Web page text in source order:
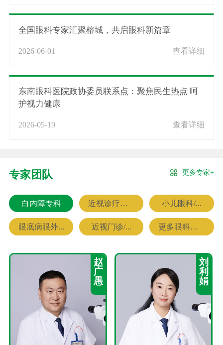
全国眼科专家汇聚榕城，共启眼科新篇章
2026-06-01 查看详细
东南眼科医院政协委员联系点：聚焦民生热点 呵
护视力健康
2026-05-19 查看详细
专家团队 更多专家+
白内障专科 近视诊疗专科 小儿眼科/...
眼底病眼外... 近视门诊/... 更多眼科专家
赵
广
愚
刘
利
娟